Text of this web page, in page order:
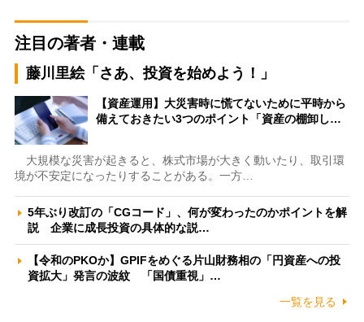
注目の著者・連載
藤川里絵「さあ、投資を始めよう！」
【資産運用】大災害時に慌てないために平時から
備えておきたい3つのポイント「資産の棚卸し…
大規模な災害が起きると、株式市場が大きく動いたり、取引環
境が不安定になったりすることがある。一方…
5年ぶり改訂の「CGコード」、何が変わったのかポイントを解
説 企業に成長投資の具体的な説…
【令和のPKOか】GPIFをめぐる片山財務相の「円資産への投
資拡大」発言の波紋 「国債重視」…
一覧を見る